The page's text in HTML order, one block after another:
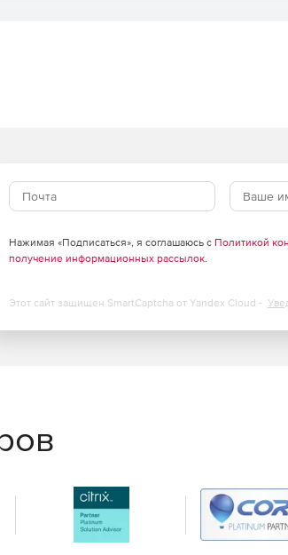
камеры, покрытие камеры и
события для уведомления
Observer с помощью трех приложений для
даже в туннельных сценариях.
Нажимая «Подписаться», я соглашаюсь с Политикой
получение информационных рассылок.
Этот сайт защищен SmartCaptcha от Yandex Cloud -